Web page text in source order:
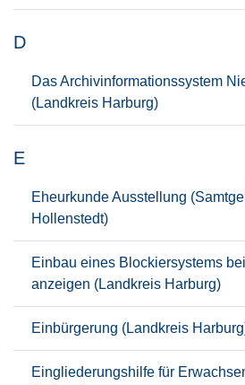
D
Das Archivinformationssystem
(Landkreis Harburg)
E
Eheurkunde Ausstellung
Hollenstedt)
Einbau eines Blockiersystems
anzeigen (Landkreis Harburg)
Einbürgerung (Landkreis
Eingliederungshilfe für